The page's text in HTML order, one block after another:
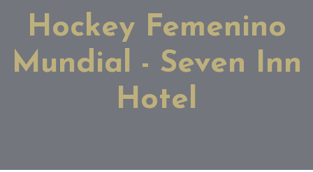
Hockey Femenino
Mundial - Seven Inn
Hotel